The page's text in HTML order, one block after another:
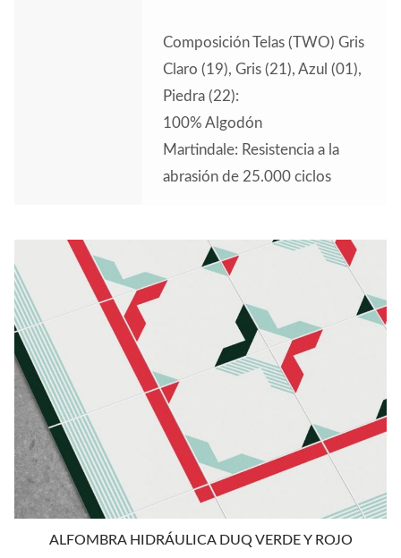
Composición Telas (TWO) Gris
Claro (19), Gris (21), Azul (01),
Piedra (22):
100% Algodón
Martindale: Resistencia a la
abrasión de 25.000 ciclos
ALFOMBRA HIDRÁULICA DUQ VERDE Y ROJO